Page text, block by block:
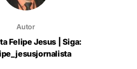
Autor
Felipe Jesus | Siga: